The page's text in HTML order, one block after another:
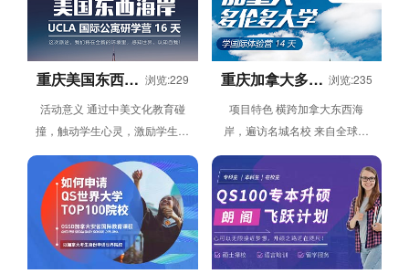
重庆美国东西海
寓研学营
浏览:229
活动意义 通过中美文化教育碰
撞，触动学生心灵，激励学生寻
找激情独立思考人生，积极规划
未来，开拓视野成就梦想。融入
顶尖名...
重庆加拿大多伦
营
浏览:235
项目特色 横跨加拿大东西海
岸，遍访名城名校 来自全球多
个非英语国家的国际青少年参与
结交国际友谊 小班英语学习，
更有...